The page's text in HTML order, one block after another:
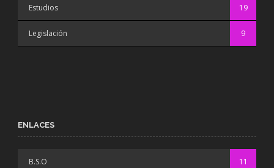
Estudios 19
Legislación 9
ENLACES
B.S.O 11